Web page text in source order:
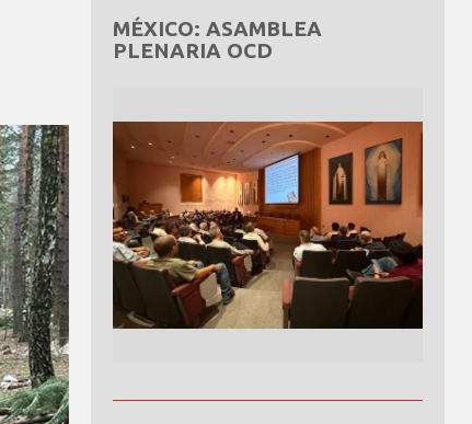
MÉXICO: ASAMBLEA
PLENARIA OCD